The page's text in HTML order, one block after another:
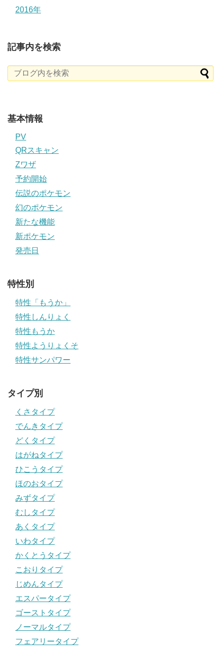
2016年
記事内を検索
基本情報
PV
QRスキャン
Zワザ
予約開始
伝説のポケモン
幻のポケモン
新たな機能
新ポケモン
発売日
特性別
特性「もうか」
特性しんりょく
特性もうか
特性ようりょくそ
特性サンパワー
タイプ別
くさタイプ
でんきタイプ
どくタイプ
はがねタイプ
ひこうタイプ
ほのおタイプ
みずタイプ
むしタイプ
あくタイプ
いわタイプ
かくとうタイプ
こおりタイプ
じめんタイプ
エスパータイプ
ゴーストタイプ
ノーマルタイプ
フェアリータイプ